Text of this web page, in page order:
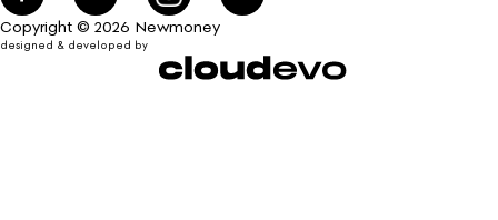
Copyright © 2026 Newmoney
designed & developed by